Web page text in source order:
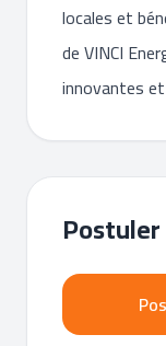
locales et
de VINCI
innovantes
Postuler